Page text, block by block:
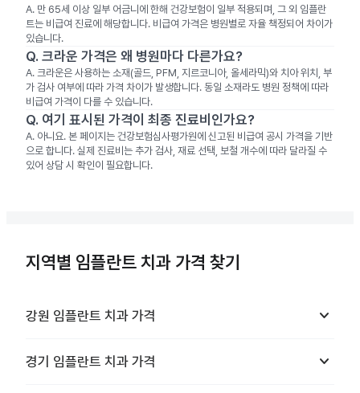
A. 만 65세 이상 일부 어금니에 한해 건강보험이 일부 적용되며, 그 외 임플란
트는 비급여 진료에 해당합니다. 비급여 가격은 병원별로 자율 책정되어 차이가
있습니다.
Q. 크라운 가격은 왜 병원마다 다른가요?
A. 크라운은 사용하는 소재(골드, PFM, 지르코니아, 올세라믹)와 치아 위치, 부
가 검사 여부에 따라 가격 차이가 발생합니다. 동일 소재라도 병원 정책에 따라
비급여 가격이 다를 수 있습니다.
Q. 여기 표시된 가격이 최종 진료비인가요?
A. 아니요. 본 페이지는 건강보험심사평가원에 신고된 비급여 공시 가격을 기반
으로 합니다. 실제 진료비는 추가 검사, 재료 선택, 보철 개수에 따라 달라질 수
있어 상담 시 확인이 필요합니다.
지역별 임플란트 치과 가격 찾기
강원 임플란트 치과 가격 keyboard_arrow_down
경기 임플란트 치과 가격 keyboard_arrow_down